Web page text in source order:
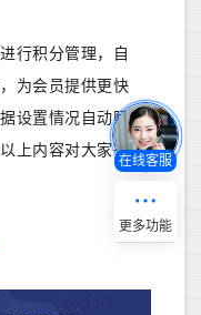
行积分管理，自
为会员提供更快
设置情况自动赋
上内容对大家有
在线客服